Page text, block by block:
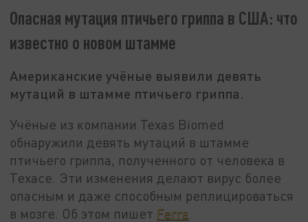
Опасная мутация птичьего гриппа в США: что
известно о новом штамме
Американские учёные выявили девять
мутаций в штамме птичьего гриппа.
Учёные из компании Texas Biomed
обнаружили девять мутаций в штамме
птичьего гриппа, полученного от человека в
Техасе. Эти изменения делают вирус более
опасным и даже способным реплицироваться
в мозге. Об этом пишет Ferra